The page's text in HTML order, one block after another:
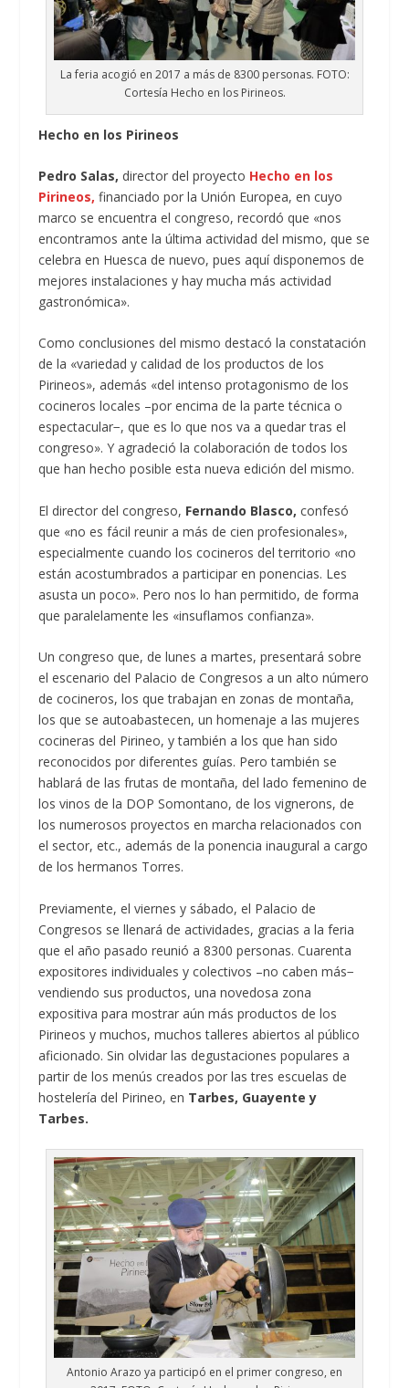
La feria acogió en 2017 a más de 8300 personas. FOTO:
Cortesía Hecho en los Pirineos.
Hecho en los Pirineos
Pedro Salas, director del proyecto Hecho en los
Pirineos, financiado por la Unión Europea, en cuyo
marco se encuentra el congreso, recordó que «nos
encontramos ante la última actividad del mismo, que se
celebra en Huesca de nuevo, pues aquí disponemos de
mejores instalaciones y hay mucha más actividad
gastronómica».
Como conclusiones del mismo destacó la constatación
de la «variedad y calidad de los productos de los
Pirineos», además «del intenso protagonismo de los
cocineros locales –por encima de la parte técnica o
espectacular−, que es lo que nos va a quedar tras el
congreso». Y agradeció la colaboración de todos los
que han hecho posible esta nueva edición del mismo.
El director del congreso, Fernando Blasco, confesó
que «no es fácil reunir a más de cien profesionales»,
especialmente cuando los cocineros del territorio «no
están acostumbrados a participar en ponencias. Les
asusta un poco». Pero nos lo han permitido, de forma
que paralelamente les «insuflamos confianza».
Un congreso que, de lunes a martes, presentará sobre
el escenario del Palacio de Congresos a un alto número
de cocineros, los que trabajan en zonas de montaña,
los que se autoabastecen, un homenaje a las mujeres
cocineras del Pirineo, y también a los que han sido
reconocidos por diferentes guías. Pero también se
hablará de las frutas de montaña, del lado femenino de
los vinos de la DOP Somontano, de los vignerons, de
los numerosos proyectos en marcha relacionados con
el sector, etc., además de la ponencia inaugural a cargo
de los hermanos Torres.
Previamente, el viernes y sábado, el Palacio de
Congresos se llenará de actividades, gracias a la feria
que el año pasado reunió a 8300 personas. Cuarenta
expositores individuales y colectivos –no caben más−
vendiendo sus productos, una novedosa zona
expositiva para mostrar aún más productos de los
Pirineos y muchos, muchos talleres abiertos al público
aficionado. Sin olvidar las degustaciones populares a
partir de los menús creados por las tres escuelas de
hostelería del Pirineo, en Tarbes, Guayente y
Tarbes.
Antonio Arazo ya participó en el primer congreso, en